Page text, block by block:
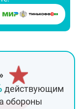
действующим
обороны